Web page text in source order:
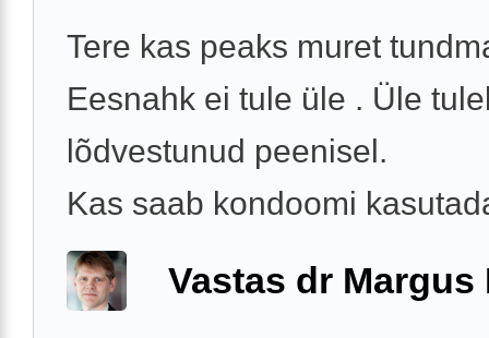
Tere kas peaks muret
Eesnahk ei tule üle . Üle
lõdvestunud peenisel.
Kas saab kondoomi
Vastas dr Margus